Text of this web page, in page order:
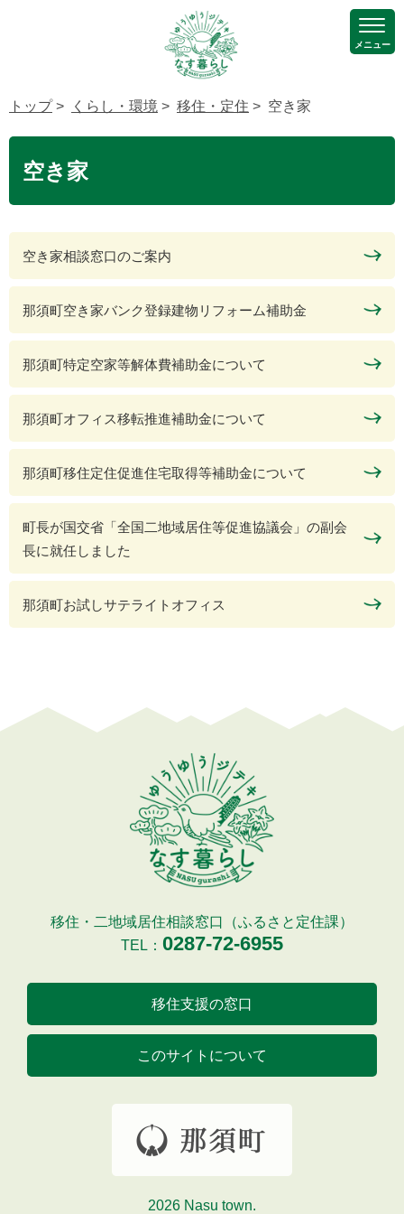
メニュー
トップ> くらし・環境 > 移住・定住 > 空き家
空き家
空き家相談窓口のご案内
那須町空き家バンク登録建物リフォーム補助金
那須町特定空家等解体費補助金について
那須町オフィス移転推進補助金について
那須町移住定住促進住宅取得等補助金について
町長が国交省「全国二地域居住等促進協議会」の副会
長に就任しました
那須町お試しサテライトオフィス
移住・二地域居住相談窓口（ふるさと定住課）
TEL： 0287-72-6955
移住支援の窓口
このサイトについて
2026 Nasu town.